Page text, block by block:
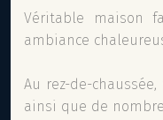
Véritable maison
ambiance
Au rez-de-
ainsi que de